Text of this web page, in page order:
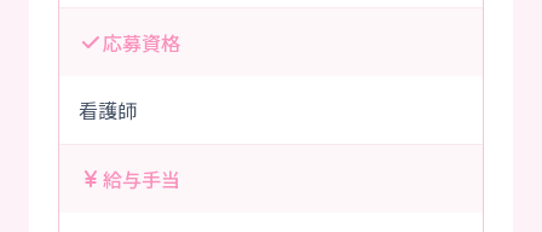
応募資格
看護師
給与手当